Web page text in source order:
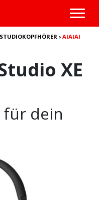
STUDIOKOPFHÖRER ›AIAIAI
XE
dein